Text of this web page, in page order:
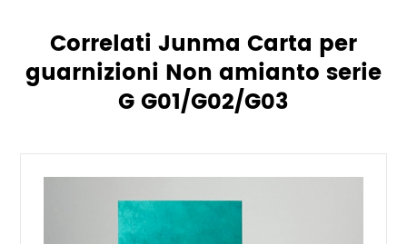
Correlati Junma Carta per
guarnizioni Non amianto serie
G G01/G02/G03